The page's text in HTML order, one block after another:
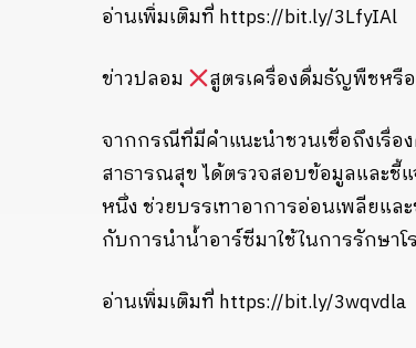
อ่านเพิ่มเติมที่ https://bit.ly/3LfyIAl
ข่าวปลอม
สูตรเครื่องดื่มธัญพืชหรือ
จากกรณีที่มีคำแนะนำชวนเชื่อถึงเรื่อ
สาธารณสุข ได้ตรวจสอบข้อมูลและชี้
หนึ่ง ช่วยบรรเทาอาการอ่อนเพลียแ
กับการนำน้ำอาร์ซีมาใช้ในการรักษาโ
อ่านเพิ่มเติมที่ https://bit.ly/3wqvdla